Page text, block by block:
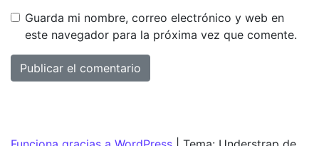
Guarda mi nombre, correo electrónico y web en
este navegador para la próxima vez que comente.